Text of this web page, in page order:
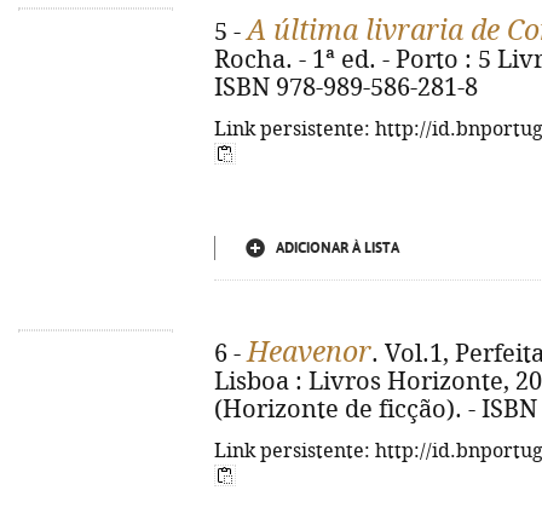
5 -A última livraria de
Rocha. - 1ª ed. - Porto : 5
ISBN 978-989-586-281-8
Link persistente: http://
ADICIONAR À LISTA
6 -Heavenor. Vol.1,
Lisboa : Livros Horizonte,
(Horizonte de ficção). - ISBN
Link persistente: http://